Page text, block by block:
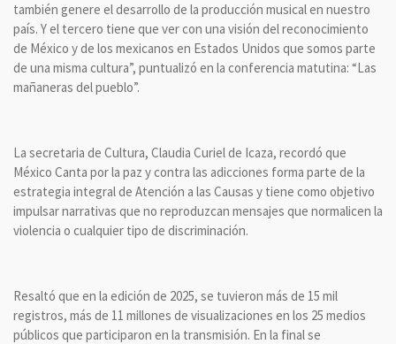
también genere el desarrollo de la producción musical en nuestro
país. Y el tercero tiene que ver con una visión del reconocimiento
de México y de los mexicanos en Estados Unidos que somos parte
de una misma cultura”, puntualizó en la conferencia matutina: “Las
mañaneras del pueblo”.
La secretaria de Cultura, Claudia Curiel de Icaza, recordó que
México Canta por la paz y contra las adicciones forma parte de la
estrategia integral de Atención a las Causas y tiene como objetivo
impulsar narrativas que no reproduzcan mensajes que normalicen la
violencia o cualquier tipo de discriminación.
Resaltó que en la edición de 2025, se tuvieron más de 15 mil
registros, más de 11 millones de visualizaciones en los 25 medios
públicos que participaron en la transmisión. En la final se